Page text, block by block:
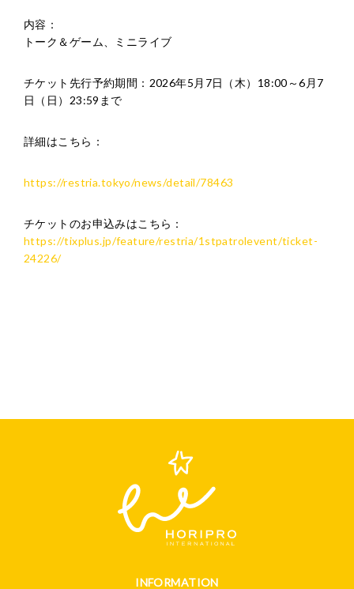
内容：
トーク＆ゲーム、ミニライブ
チケット先行予約期間：2026年5月7日（木）18:00～6月7
日（日）23:59まで
詳細はこちら：
https://restria.tokyo/news/detail/78463
チケットのお申込みはこちら：
https://tixplus.jp/feature/restria/1stpatrolevent/ticket-
24226/
INFORMATION